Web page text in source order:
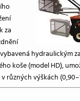
za
hydraulickým
koše (model HD),
různých výškách